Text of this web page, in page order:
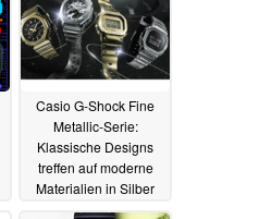
Casio G-Shock Fine
Metallic-Serie:
Klassische Designs
treffen auf moderne
Materialien in Silber
und Gold14.01.2025